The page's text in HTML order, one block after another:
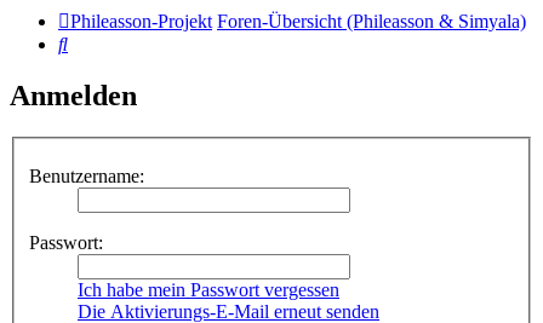
Phileasson-Projekt Foren-Übersicht (Phileasson & Simyala)
Suche
Anmelden
Benutzername:
Passwort:
Ich habe mein Passwort vergessen
Die Aktivierungs-E-Mail erneut senden